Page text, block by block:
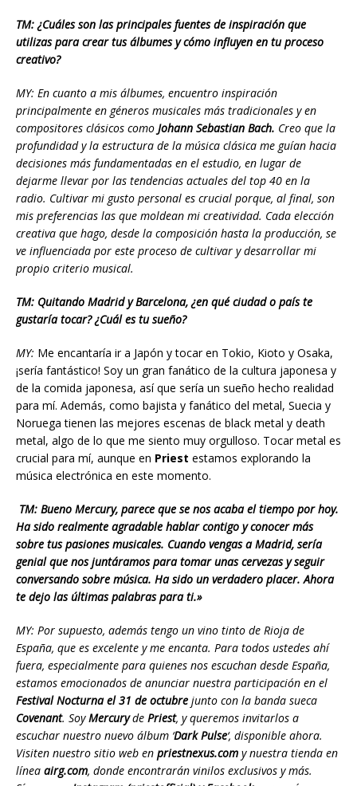
TM: ¿Cuáles son las principales fuentes de inspiración que
utilizas para crear tus álbumes y cómo influyen en tu proceso
creativo?
MY: En cuanto a mis álbumes, encuentro inspiración
principalmente en géneros musicales más tradicionales y en
compositores clásicos como Johann Sebastian Bach. Creo que la
profundidad y la estructura de la música clásica me guían hacia
decisiones más fundamentadas en el estudio, en lugar de
dejarme llevar por las tendencias actuales del top 40 en la
radio. Cultivar mi gusto personal es crucial porque, al final, son
mis preferencias las que moldean mi creatividad. Cada elección
creativa que hago, desde la composición hasta la producción, se
ve influenciada por este proceso de cultivar y desarrollar mi
propio criterio musical.
TM: Quitando Madrid y Barcelona, ¿en qué ciudad o país te
gustaría tocar? ¿Cuál es tu sueño?
MY: Me encantaría ir a Japón y tocar en Tokio, Kioto y Osaka,
¡sería fantástico! Soy un gran fanático de la cultura japonesa y
de la comida japonesa, así que sería un sueño hecho realidad
para mí. Además, como bajista y fanático del metal, Suecia y
Noruega tienen las mejores escenas de black metal y death
metal, algo de lo que me siento muy orgulloso. Tocar metal es
crucial para mí, aunque en Priest estamos explorando la
música electrónica en este momento.
TM: Bueno Mercury, parece que se nos acaba el tiempo por hoy.
Ha sido realmente agradable hablar contigo y conocer más
sobre tus pasiones musicales. Cuando vengas a Madrid, sería
genial que nos juntáramos para tomar unas cervezas y seguir
conversando sobre música. Ha sido un verdadero placer. Ahora
te dejo las últimas palabras para ti.»
MY: Por supuesto, además tengo un vino tinto de Rioja de
España, que es excelente y me encanta. Para todos ustedes ahí
fuera, especialmente para quienes nos escuchan desde España,
estamos emocionados de anunciar nuestra participación en el
Festival Nocturna el 31 de octubre junto con la banda sueca
Covenant. SoyMercuryde Priest, y queremos invitarlos a
escuchar nuestro nuevo álbum ‘Dark Pulse‘, disponible ahora.
Visiten nuestro sitio web en priestnexus.com y nuestra tienda en
línea airg.com, donde encontrarán vinilos exclusivos y más.